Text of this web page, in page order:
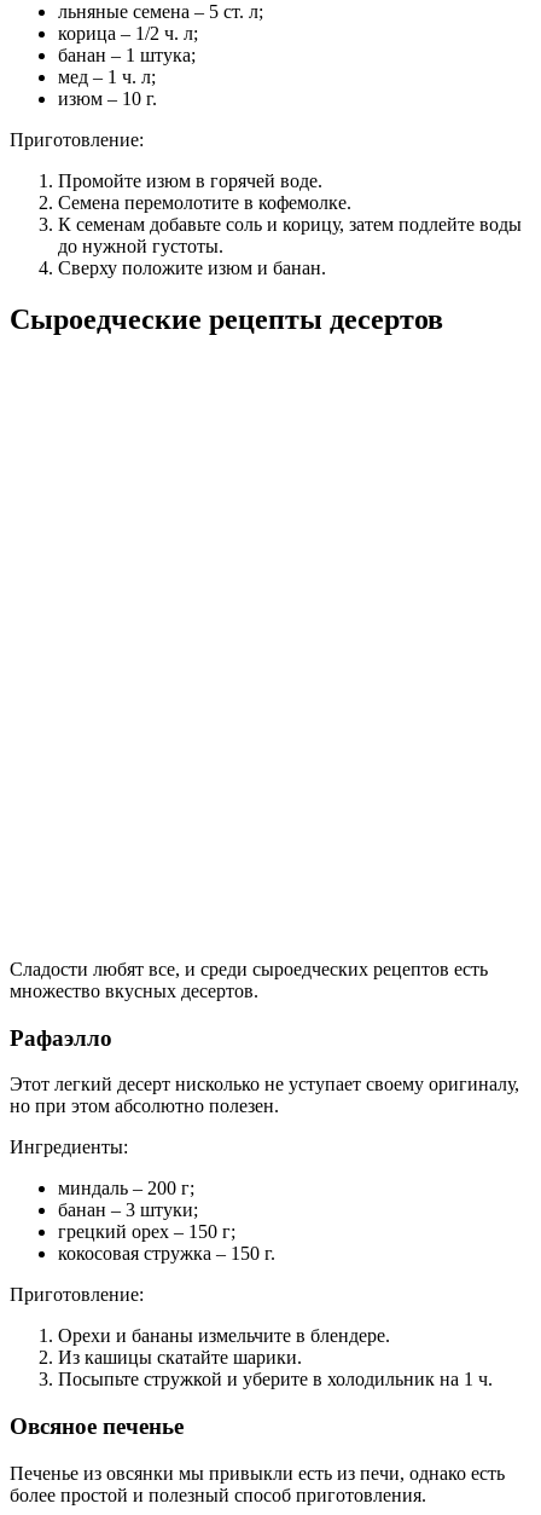
льняные семена – 5 ст. л;
корица – 1/2 ч. л;
банан – 1 штука;
мед – 1 ч. л;
изюм – 10 г.
Приготовление:
Промойте изюм в горячей воде.
Семена перемолотите в кофемолке.
К семенам добавьте соль и корицу, затем подлейте воды
до нужной густоты.
Сверху положите изюм и банан.
Сыроедческие рецепты десертов
Сладости любят все, и среди сыроедческих рецептов есть
множество вкусных десертов.
Рафаэлло
Этот легкий десерт нисколько не уступает своему оригиналу,
но при этом абсолютно полезен.
Ингредиенты:
миндаль – 200 г;
банан – 3 штуки;
грецкий орех – 150 г;
кокосовая стружка – 150 г.
Приготовление:
Орехи и бананы измельчите в блендере.
Из кашицы скатайте шарики.
Посыпьте стружкой и уберите в холодильник на 1 ч.
Овсяное печенье
Печенье из овсянки мы привыкли есть из печи, однако есть
более простой и полезный способ приготовления.